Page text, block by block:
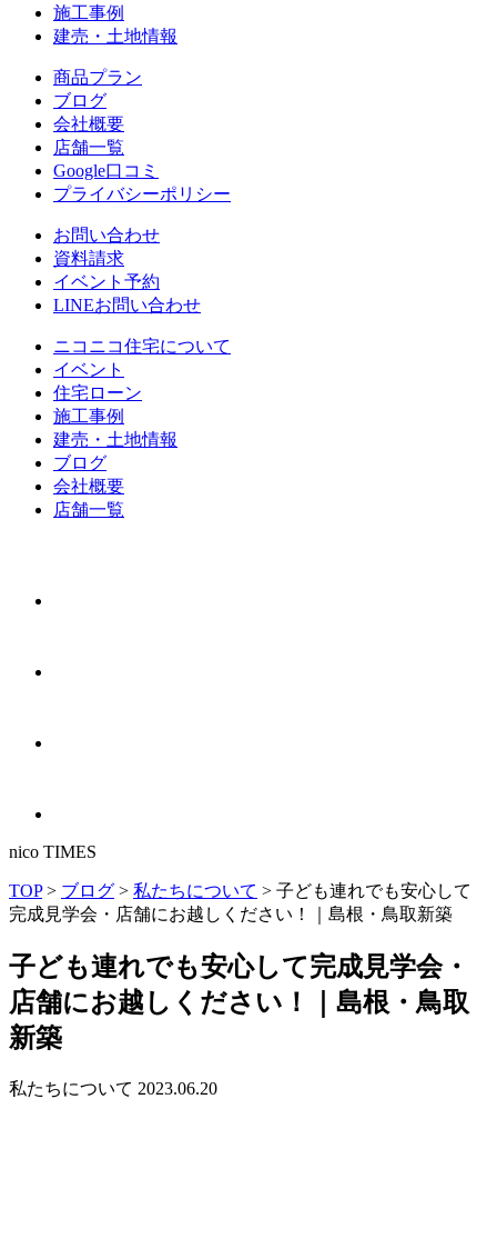
施工事例
建売・土地情報
商品プラン
ブログ
会社概要
店舗一覧
Google口コミ
プライバシーポリシー
お問い合わせ
資料請求
イベント予約
LINEお問い合わせ
ニコニコ住宅について
イベント
住宅ローン
施⼯事例
建売・⼟地情報
ブログ
会社概要
店舗⼀覧
nico TIMES
TOP> ブログ > 私たちについて > 子ども連れでも安心して
完成見学会・店舗にお越しください！｜島根・鳥取新築
子ども連れでも安心して完成見学会・
店舗にお越しください！｜島根・鳥取
新築
私たちについて 2023.06.20